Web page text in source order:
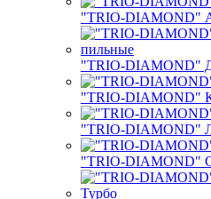
"TRIO-DIAMOND"
"TRIO-DIAMOND"
"TRIO-DIAMOND"
"TRIO-DIAMOND"
"TRIO-DIAMOND"